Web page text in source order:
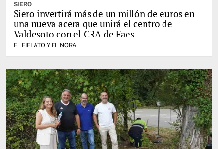
SIERO
Siero invertirá más de un millón de euros en
una nueva acera que unirá el centro de
Valdesoto con el CRA de Faes
EL FIELATO Y EL NORA